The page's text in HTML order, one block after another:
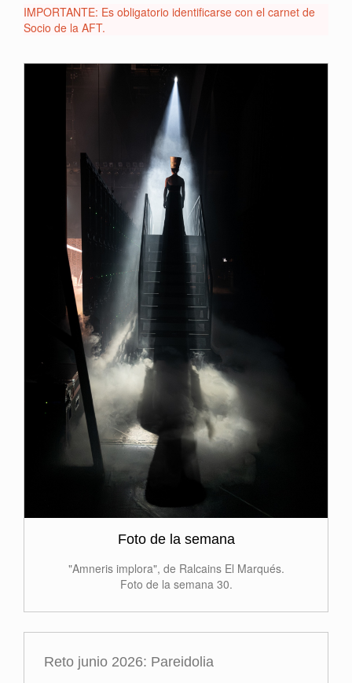
IMPORTANTE: Es obligatorio identificarse con el carnet de
Socio de la AFT.
Foto de la semana
"Amneris implora", de Ralcains El Marqués.
Foto de la semana 30.
Reto junio 2026: Pareidolia